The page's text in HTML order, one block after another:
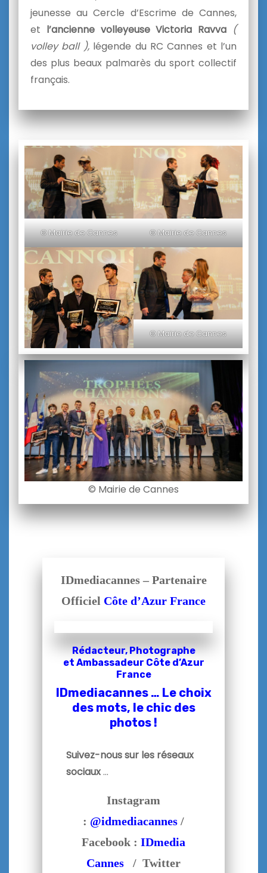
jeunesse au Cercle d’Escrime de Cannes,
et l’ancienne volleyeuse Victoria Ravva (
volley ball ),légende du RCCannes et l’un
des plus beaux palmarès du sport collectif
français.
© Mairie de Cannes © Mairie de Cannes
© Mairie de Cannes
© Mairie de Cannes
IDmediacannes – Partenaire
Officiel Côte d’Azur France
Rédacteur, Photographe
et Ambassadeur Côte d’Azur
France
IDmediacannes … Le choix
des mots, le chic des
photos !
Suivez-nous sur les réseaux
sociaux…
Instagram
: @idmediacannes /
Facebook : IDmedia
Cannes / Twitter